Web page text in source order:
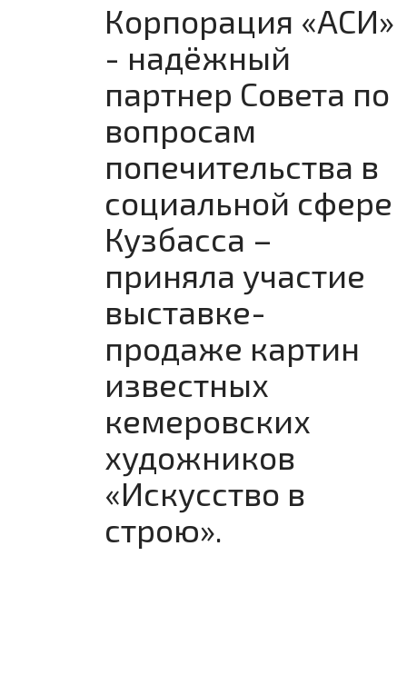
Корпорация «АСИ»
- надёжный
партнер Совета по
вопросам
попечительства в
социальной сфере
Кузбасса –
приняла участие
выставке-
продаже картин
известных
кемеровских
художников
«Искусство в
строю».